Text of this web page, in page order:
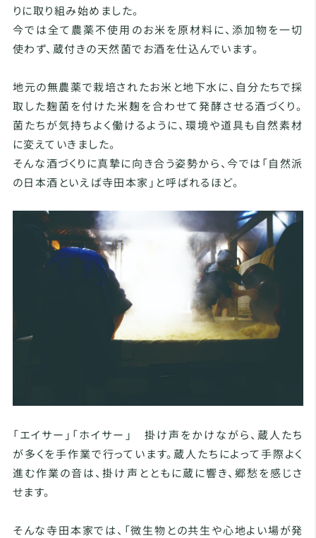
りに取り組み始めました。
今では全て農薬不使用のお米を原材料に、添加物を一切
使わず、蔵付きの天然菌でお酒を仕込んでいます。
地元の無農薬で栽培されたお米と地下水に、自分たちで採
取した麹菌を付けた米麹を合わせて発酵させる酒づくり。
菌たちが気持ちよく働けるように、環境や道具も自然素材
に変えていきました。
そんな酒づくりに真摯に向き合う姿勢から、今では「自然派
の日本酒といえば寺田本家」と呼ばれるほど。
「エイサー」「ホイサー」 掛け声をかけながら、蔵人たち
が多くを手作業で行っています。蔵人たちによって手際よく
進む作業の音は、掛け声とともに蔵に響き、郷愁を感じさ
せます。
そんな寺田本家では、「微生物との共生や心地よい場が発